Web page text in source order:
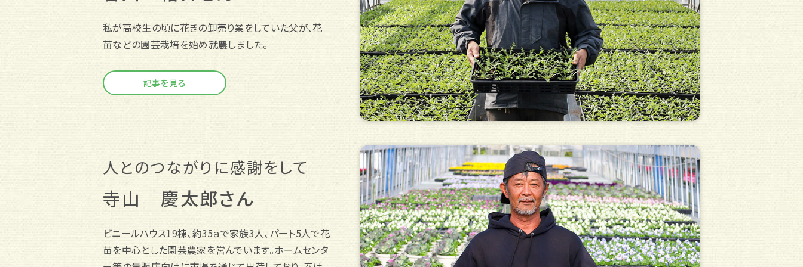
私が高校生の頃に花きの卸売り業をしていた父が、花
苗などの園芸栽培を始め就農しました。
記事を見る
人とのつながりに感謝をして
寺山 慶太郎さん
ビニールハウス19棟、約35ａで家族3人、パート5人で花
苗を中心とした園芸農家を営んでいます。ホームセンタ